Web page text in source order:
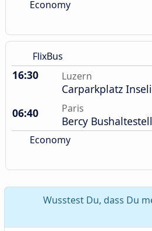
Economy
FlixBus
16:30 Luzern
Carparkplatz
06:40
Paris
Bercy
Economy
Wusstest Du, dass Du